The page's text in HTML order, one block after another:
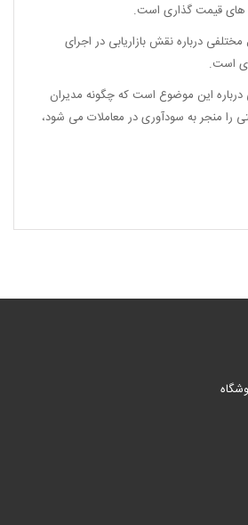
های قیمت گذاری است.
درباره نقش بازاریابی در اجرای
است.
این موضوع است که چگونه مدیران
را منجر به سودآوری در معاملات می شود،